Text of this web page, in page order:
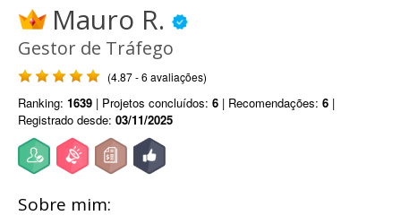
Mauro R.
Gestor de Tráfego
(4.87 - 6 avaliações)
Ranking: 1639 | Projetos concluídos: 6 | Recomendações: 6 |
Registrado desde: 03/11/2025
Sobre mim: